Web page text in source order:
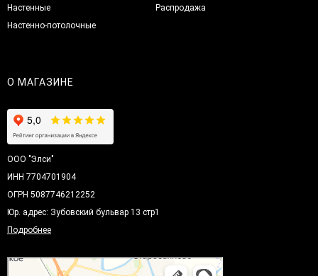
Настенные
Настенно-потолочные
Распродажа
О МАГАЗИНЕ
ООО "Элси"
ИНН 7704701904
ОГРН 5087746212252
Юр. адрес: Зубовский бульвар 13 стр1
Подробнее